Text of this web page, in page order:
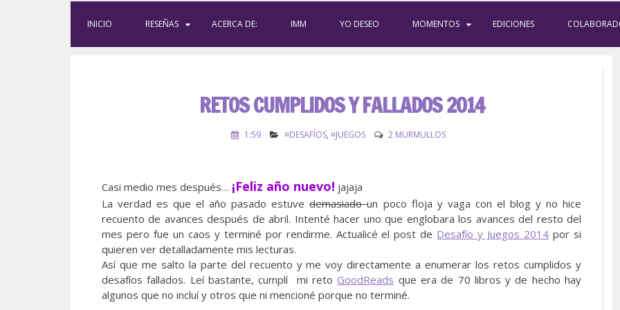
INICIO RESEÑAS ACERCA DE: IMM YO DESEO MOMENTOS EDICIONES
RETOS CUMPLIDOS Y FALLADOS 2014
1:59 ¤DESAFÍOS, ¤JUEGOS 2 MURMULLOS
Casi medio mes después… ¡Feliz año nuevo! jajaja
La verdad es que el año pasado estuvedemasiadoun poco floja y vaga con el blog y no hice
recuento de avances después de abril. Intenté hacer uno que englobara los avances del resto del
mes pero fue un caos y terminé por rendirme. Actualicé el post de Desafío y Juegos 2014 por si
quieren ver detalladamente mis lecturas.
Así que me salto la parte del recuento y me voy directamente a enumerar los retos cumplidos y
desafíos fallados. Leí bastante, cumplí mi retoGoodReads que era de 70 libros y de hecho hay
algunos que no incluí y otros que ni mencioné porque no terminé.